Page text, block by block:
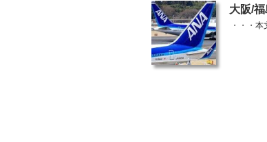
投
稿
日:
大阪/
・・・本